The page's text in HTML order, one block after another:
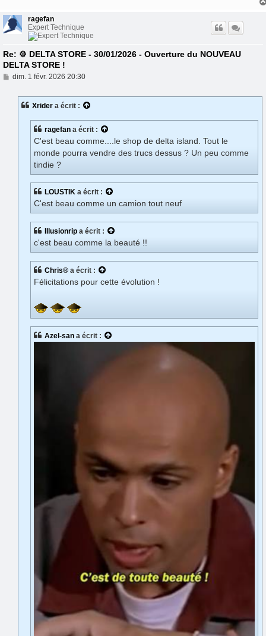
ragefan
Expert Technique
Re: ⚙️ DELTA STORE - 30/01/2026 - Ouverture du NOUVEAU
DELTA STORE !
M
dim. 1 févr. 2026 20:30
Xrider a écrit :
ragefan a écrit :
C'est beau comme....le shop de delta island. Tout le
monde pourra vendre des trucs dessus ? Un peu comme
tindie ?
LOUSTIK a écrit :
C'est beau comme un camion tout neuf
Illusionrip a écrit :
c'est beau comme la beauté !!
Chris® a écrit :
Félicitations pour cette évolution !
Azel-san a écrit :